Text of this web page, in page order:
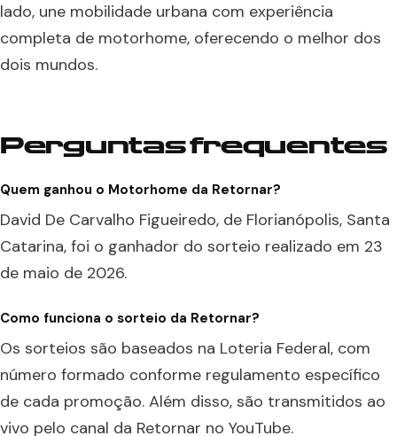
lado, une mobilidade urbana com experiência
completa de motorhome, oferecendo o melhor dos
dois mundos.
Perguntas frequentes
Quem ganhou o Motorhome da Retornar?
David De Carvalho Figueiredo, de Florianópolis, Santa
Catarina, foi o ganhador do sorteio realizado em 23
de maio de 2026.
Como funciona o sorteio da Retornar?
Os sorteios são baseados na Loteria Federal, com
número formado conforme regulamento específico
de cada promoção. Além disso, são transmitidos ao
vivo pelo canal da Retornar no YouTube.